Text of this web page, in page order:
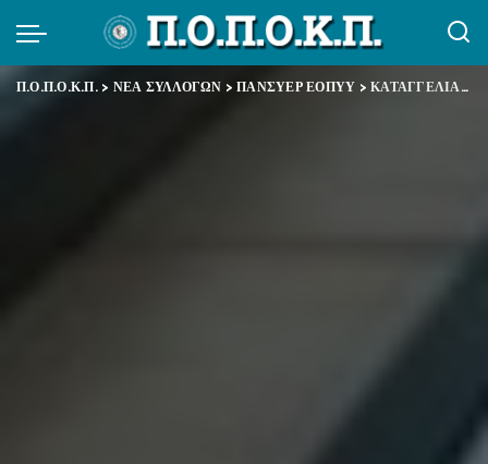
Π.Ο.Π.Ο.Κ.Π.> ΝΕΑ ΣΥΛΛΟΓΩΝ >ΠΑΝΣΥΕΡ ΕΟΠΥΥ >ΚΑΤΑΓΓΕΛΙΑ-ΔΙΑΜΑΡΤΥΡΙΑ ΠΑΝΣΥΕΡ ΕΟΠΥΥ: Να ανακληθεί άμεσα από τη Διοίκηση του Ε.Ο.Π.Υ.Υ. η απόφαση υποβιβασμού της συναδέλφου Μαρίνας Τζανάκη, μαχόμενης συνδικαλίστριας του ΠΑΝ.ΣΥ.ΕΡ. Ε.Ο.Π.Υ.Υ.